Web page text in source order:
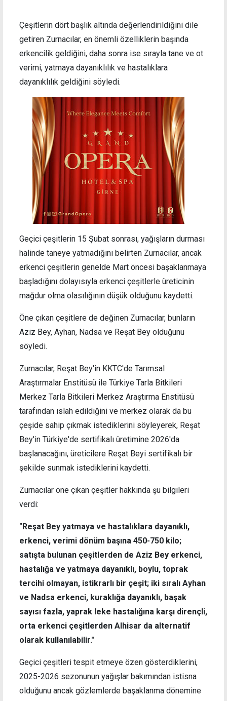
Çeşitlerin dört başlık altında değerlendirildiğini dile
getiren Zurnacılar, en önemli özelliklerin başında
erkencilik geldiğini, daha sonra ise sırayla tane ve ot
verimi, yatmaya dayanıklılık ve hastalıklara
dayanıklılık geldiğini söyledi.
Geçici çeşitlerin 15 Şubat sonrası, yağışların durması
halinde taneye yatmadığını belirten Zurnacılar, ancak
erkenci çeşitlerin genelde Mart öncesi başaklanmaya
başladığını dolayısıyla erkenci çeşitlerle üreticinin
mağdur olma olasılığının düşük olduğunu kaydetti.
Öne çıkan çeşitlere de değinen Zurnacılar, bunların
Aziz Bey, Ayhan, Nadsa ve Reşat Bey olduğunu
söyledi.
Zurnacılar, Reşat Bey'in KKTC'de Tarımsal
Araştırmalar Enstitüsü ile Türkiye Tarla Bitkileri
Merkez Tarla Bitkileri Merkez Araştırma Enstitüsü
tarafından ıslah edildiğini ve merkez olarak da bu
çeşide sahip çıkmak istediklerini söyleyerek, Reşat
Bey'in Türkiye'de sertifikalı üretimine 2026'da
başlanacağını, üreticilere Reşat Beyi sertifikalı bir
şekilde sunmak istediklerini kaydetti.
Zurnacılar öne çıkan çeşitler hakkında şu bilgileri
verdi:
"Reşat Bey yatmaya ve hastalıklara dayanıklı,
erkenci, verimi dönüm başına 450-750 kilo;
satışta bulunan çeşitlerden de Aziz Bey erkenci,
hastalığa ve yatmaya dayanıklı, boylu, toprak
tercihi olmayan, istikrarlı bir çeşit; iki sıralı Ayhan
ve Nadsa erkenci, kuraklığa dayanıklı, başak
sayısı fazla, yaprak leke hastalığına karşı dirençli,
orta erkenci çeşitlerden Alhisar da alternatif
olarak kullanılabilir."
Geçici çeşitleri tespit etmeye özen gösterdiklerini,
2025-2026 sezonunun yağışlar bakımından istisna
olduğunu ancak gözlemlerde başaklanma dönemine